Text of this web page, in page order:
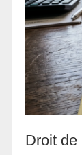
Droit de